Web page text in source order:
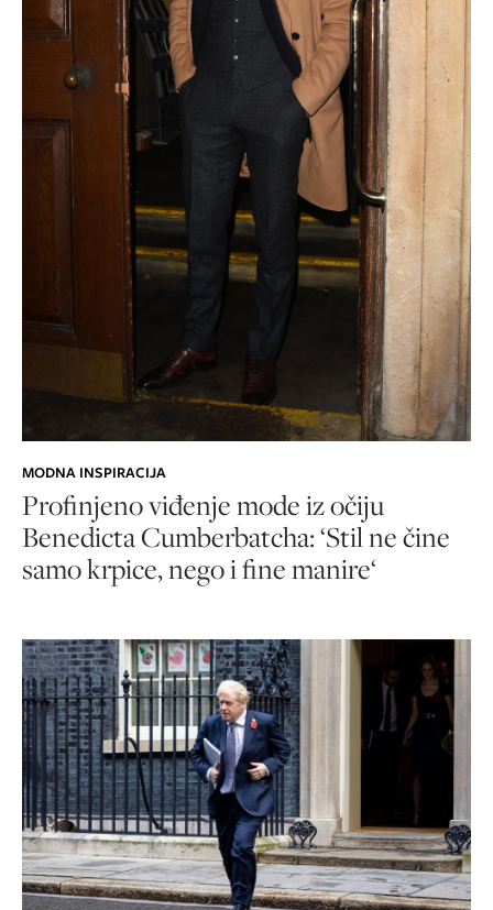
MODNA INSPIRACIJA
Profinjeno viđenje mode iz očiju
Benedicta Cumberbatcha: ‘Stil ne čine
samo krpice, nego i fine manire‘